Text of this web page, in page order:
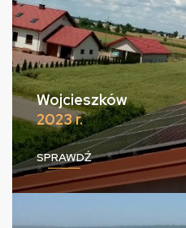
Wojcieszków
2023 r.
SPRAWDŹ